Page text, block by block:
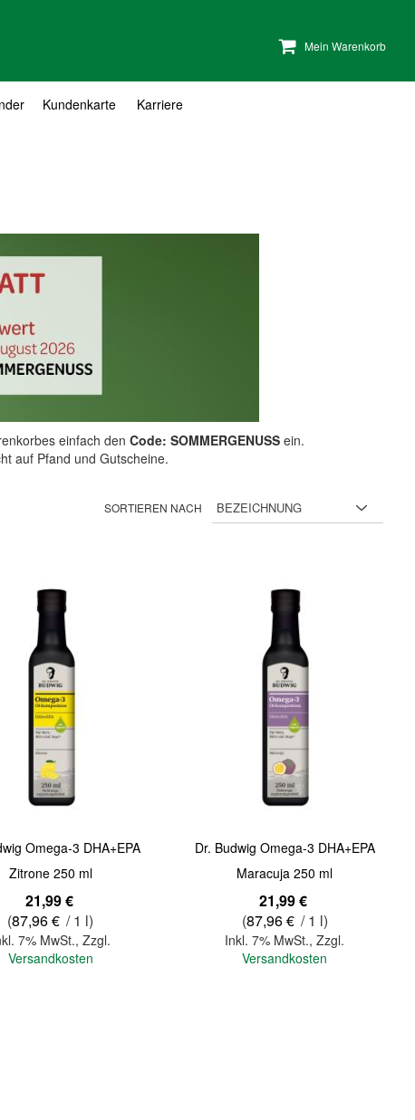
Mein Warenkorb
Kundenkarte Karriere
einfach den Code: SOMMERGENUSSein.
auf Pfand und Gutscheine.
SORTIEREN NACH
Omega-3 DHA+EPA
Zitrone 250 ml
21,99 €
(87,96 € / 1 l)
7% MwSt., Zzgl.
Versandkosten
Dr. Budwig Omega-3 DHA+EPA
Maracuja 250 ml
21,99 €
(87,96 € / 1 l)
Inkl. 7% MwSt.,Zzgl.
Versandkosten